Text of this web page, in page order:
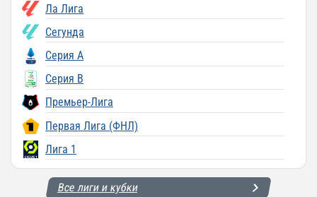
Ла Лига
Сегунда
Серия A
Серия B
Премьер-Лига
Первая Лига (ФНЛ)
Лига 1
Все лиги и кубки